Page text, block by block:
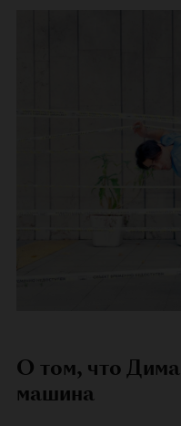
О том, что
машина